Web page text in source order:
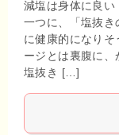
減塩は身体に良
一つに、「塩抜き
に健康的になりそ
ージとは裏腹に、
塩抜き […]